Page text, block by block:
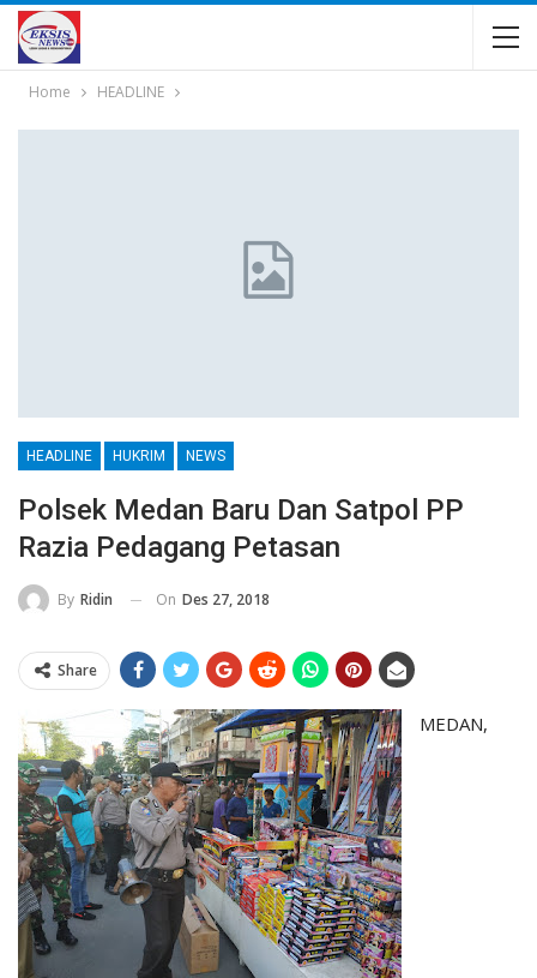
Home HEADLINE
HEADLINE HUKRIM NEWS
Polsek Medan Baru Dan Satpol PP
Razia Pedagang Petasan
By Ridin On Des 27, 2018
Share
MEDAN,